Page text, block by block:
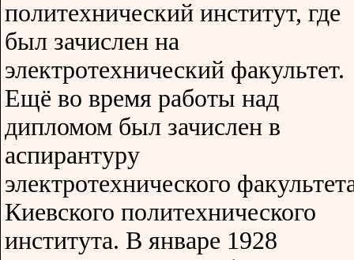
политехнический институт, где
был зачислен на
электротехнический факультет.
Ещё во время работы над
дипломом был зачислен в
аспирантуру
электротехнического
Киевского политехнического
института. В январе 1928